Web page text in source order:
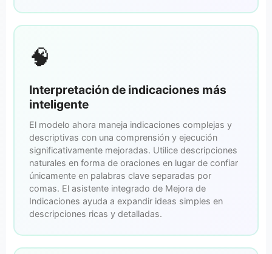
🧠
Interpretación de indicaciones más
inteligente
El modelo ahora maneja indicaciones complejas y
descriptivas con una comprensión y ejecución
significativamente mejoradas. Utilice descripciones
naturales en forma de oraciones en lugar de confiar
únicamente en palabras clave separadas por
comas. El asistente integrado de Mejora de
Indicaciones ayuda a expandir ideas simples en
descripciones ricas y detalladas.